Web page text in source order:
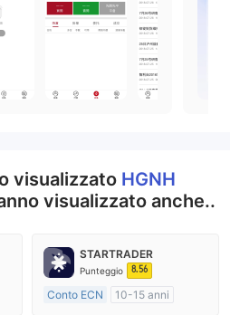
visualizzato HGNH
visualizzato anche..
STARTRADER
Punteggio 8.56
Conto ECN
10-15 anni